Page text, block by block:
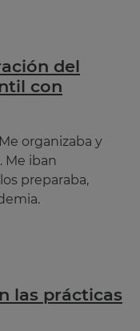
del
con
organizaba y
Me iban
preparaba,
las prácticas